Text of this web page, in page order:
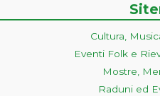
Cultura,
Eventi Folk e
Mostre,
Raduni ed